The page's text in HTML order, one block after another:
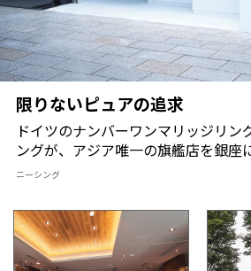
限りないピュアの追求
ドイツのナンバーワンマリッジリン
ングが、アジア唯一の旗艦店を銀座
ブランドが目指すのは、無駄な装飾
ニーシング